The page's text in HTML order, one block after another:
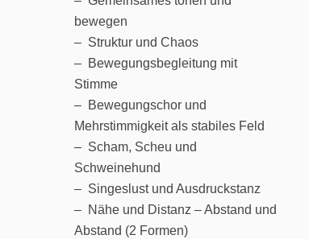
bewegen
– Struktur und Chaos
– Bewegungsbegleitung mit
Stimme
– Bewegungschor und
Mehrstimmigkeit als stabiles Feld
– Scham, Scheu und
Schweinehund
– Singeslust und Ausdruckstanz
– Nähe und Distanz – Abstand und
Abstand (2 Formen)